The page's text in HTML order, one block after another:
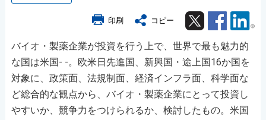
印刷 コピー Twitter Facebook
バイオ・製薬企業が投資を行う上で、世界で最も魅力的
な国は米国- -。欧米日先進国、新興国・途上国16か国を
対象に、政策面、法規制面、経済インフラ面、科学面な
ど総合的な観点から、バイオ・製薬企業にとって投資し
やすいか、競争力をつけられるか、検討したもの。米国